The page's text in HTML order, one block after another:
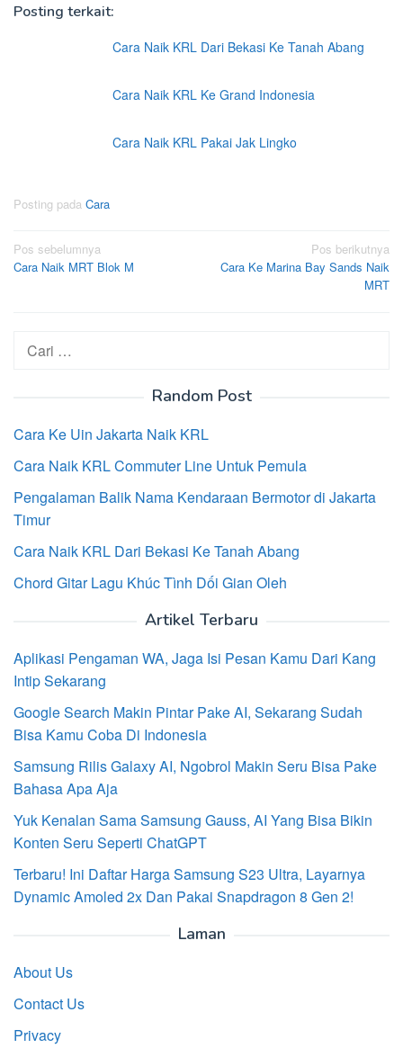
Posting terkait:
Cara Naik KRL Dari Bekasi Ke Tanah Abang
Cara Naik KRL Ke Grand Indonesia
Cara Naik KRL Pakai Jak Lingko
Posting pada Cara
Navigasi
pos
Pos sebelumnya
Cara Naik MRT Blok M
Pos berikutnya
Cara Ke Marina Bay Sands Naik
MRT
Cari
Random Post
Cara Ke Uin Jakarta Naik KRL
Cara Naik KRL Commuter Line Untuk Pemula
Pengalaman Balik Nama Kendaraan Bermotor di Jakarta
Timur
Cara Naik KRL Dari Bekasi Ke Tanah Abang
Chord Gitar Lagu Khúc Tình Dối Gian Oleh
Artikel Terbaru
Aplikasi Pengaman WA, Jaga Isi Pesan Kamu Dari Kang
Intip Sekarang
Google Search Makin Pintar Pake AI, Sekarang Sudah
Bisa Kamu Coba Di Indonesia
Samsung Rilis Galaxy AI, Ngobrol Makin Seru Bisa Pake
Bahasa Apa Aja
Yuk Kenalan Sama Samsung Gauss, AI Yang Bisa Bikin
Konten Seru Seperti ChatGPT
Terbaru! Ini Daftar Harga Samsung S23 Ultra, Layarnya
Dynamic Amoled 2x Dan Pakai Snapdragon 8 Gen 2!
Laman
About Us
Contact Us
Privacy